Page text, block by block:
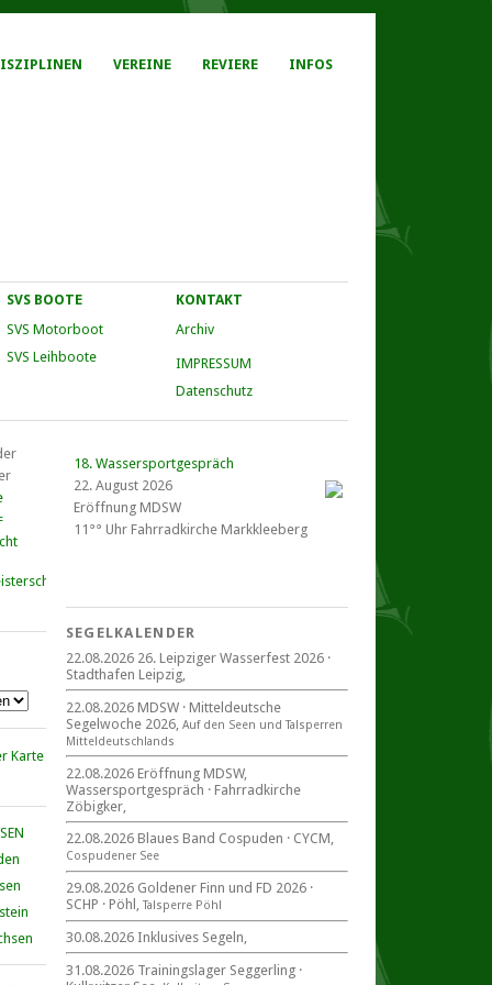
VEREINE REVIERE INFOS
SVS BOOTE
SVS Motorboot
SVS Leihboote
KONTAKT
Archiv
IMPRESSUM
Datenschutz
18. Wassersportgespräch
22. August 2026
Eröffnung MDSW
11°° Uhr Fahrrad­kirche Markkleeberg
22. August 2026
für alle Segler am See
Mitteldeutsche Segelwoche
22. – 30. August 2026 in Sachsen ·
Thüringen · Sachsen Anhalt
Goldener Finn und FD 2026
29. – 30. August 2026
beim SCHP auf der Talsperre Pöhl
SEGELKALENDER
22.08.2026 26. Leipziger Wasserfest 2026 ·
Stadthafen Leipzig,
22.08.2026 MDSW · Mitteldeutsche
Segelwoche 2026, Auf den Seen und Tal­sperren
Mittel­deut­sch­lands
22.08.2026 Eröffnung MDSW,
Wassersportgespräch · Fahrradkirche
Zöbigker,
22.08.2026 Blaues Band Cospuden · CYCM,
Cospudener See
29.08.2026 Goldener Finn und FD 2026 ·
SCHP · Pöhl, Talsperre Pöhl
30.08.2026 Inklusives Segeln,
31.08.2026 Trainingslager Seggerling ·